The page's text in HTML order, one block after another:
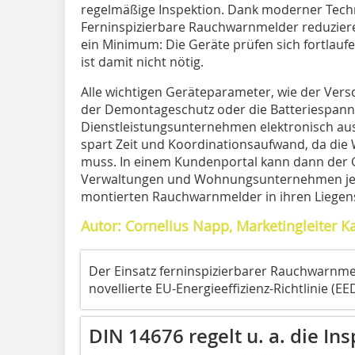
regelmäßige Inspektion. Dank moderner
Ferninspizierbare Rauchwarnmelder
ein Minimum: Die Geräte prüfen sich
ist damit nicht nötig.
Alle wichtigen Geräteparameter, wie der
der Demontageschutz oder die
Dienstleistungsunternehmen elektronisch
spart Zeit und Koordinationsaufwand, da die
muss. In einem Kundenportal kann dann der
Verwaltungen und Wohnungsunternehmen
montierten Rauchwarnmelder in ihren
Autor: Cornelius Napp, Marketingleiter
Der Einsatz ferninspizierbarer
novellierte EU-Energieeffizienz-Richtlinie
DIN 14676 regelt u. a. die